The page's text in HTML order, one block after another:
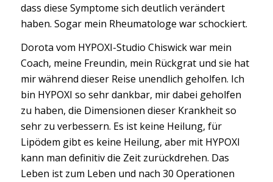
dass diese Symptome sich deutlich verändert
haben. Sogar mein Rheumatologe war schockiert.
Dorota vom HYPOXI-Studio Chiswick war mein
Coach, meine Freundin, mein Rückgrat und sie hat
mir während dieser Reise unendlich geholfen. Ich
bin HYPOXI so sehr dankbar, mir dabei geholfen
zu haben, die Dimensionen dieser Krankheit so
sehr zu verbessern. Es ist keine Heilung, für
Lipödem gibt es keine Heilung, aber mit HYPOXI
kann man definitiv die Zeit zurückdrehen. Das
Leben ist zum Leben und nach 30 Operationen